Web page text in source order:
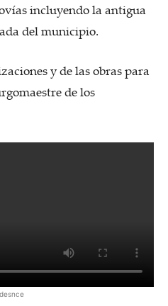
incluyendo la antigua
del municipio.
y de las obras para
de los